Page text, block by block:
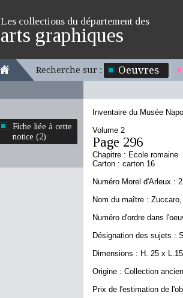
Les collections du département des
arts graphiques
Recherche sur : Oeuvres
Fiche liée à cette
notice (2)
Inventaire du Musée
Volume 2
Page 296
Chapitre : Ecole romaine
Carton : carton 16
Numéro Morel d'Arleux :
Nom du maître :
Numéro d'ordre dans
Désignation des sujets :
Dimensions : H. 25 x
Origine : Collection
Prix de l'estimation de